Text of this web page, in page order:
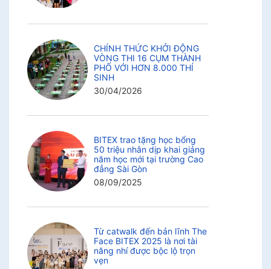
CHÍNH THỨC KHỞI ĐỘNG
VÒNG THI 16 CỤM THÀNH
PHỐ VỚI HƠN 8.000 THÍ
SINH
30/04/2026
BITEX trao tặng học bổng
50 triệu nhân dịp khai giảng
năm học mới tại trường Cao
đẳng Sài Gòn
08/09/2025
Từ catwalk đến bản lĩnh The
Face BITEX 2025 là nơi tài
năng nhí được bộc lộ trọn
vẹn